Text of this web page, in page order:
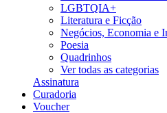
LGBTQIA+
Literatura e Ficção
Negócios, Economia e
Poesia
Quadrinhos
Ver todas as categorias
Assinatura
Curadoria
Voucher